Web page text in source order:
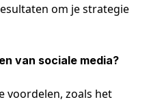
om je strategie
van sociale media?
voordelen, zoals het